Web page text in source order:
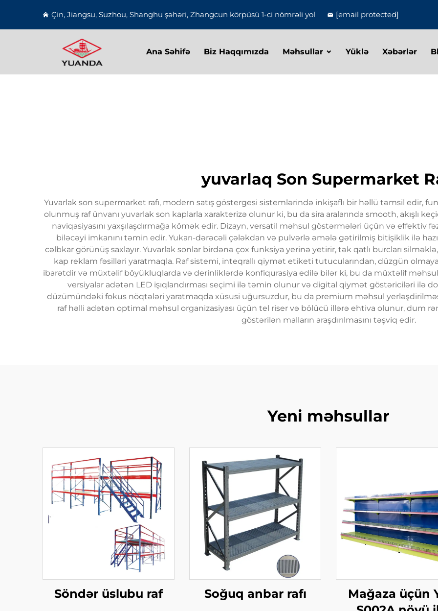
Çin, Jiangsu, Suzhou, Shanghu şəhəri, Zhangcun körpüsü 1-ci nömrəli yol [email protected]
Ana Səhifə Biz Haqqımızda Məhsullar Yüklə Xəbərlər
yuvarlaq Son Supermarket
Yuvarlak son supermarket rafı, modern satış göstergesi sistemlərində inkişaflı bir həllü təmsil edir,
olunmuş raf ünvanı yuvarlak son kaplarla xarakterizə olunur ki, bu da sira aralarında smooth, akışlı
naviqasiyasını yaxşılaşdırmağa kömək edir. Dizayn, versatil məhsul göstərmələri üçün və effektiv
biləcəyi imkanını təmin edir. Yukarı-dərəcəli çələkdan və pulvərlə əmələ gətirilmiş bitişiklik ilə
cəlbkar görünüş saxlayır. Yuvarlak sonlar birdənə çox funksiya yerinə yetirir, tək qatlı burcları
kap reklam fəsilləri yaratmaqla. Raf sistemi, inteqrallı qiymət etiketi tutucularından, düzgün
ibarətdir və müxtəlif böyükluqlarda və derinliklərdə konfiqurasiya edilə bilər ki, bu da müxtəlif
versiyalar adətən LED işıqlandırması seçimi ilə təmin olunur və digital qiymət göstəriciləri ilə
düzümündəki fokus nöqtələri yaratmaqda xüsusi uğursuzdur, bu da premium məhsul
raf həlli adətən optimal məhsul organizasiyası üçün tel riser və bölücü illərə ehtiva olunur, dum
göstərilən malların araşdırılmasını təşviq edir.
Yeni məhsullar
Söndər üslubu raf Soğuq anbar rafı
Mağaza üçün